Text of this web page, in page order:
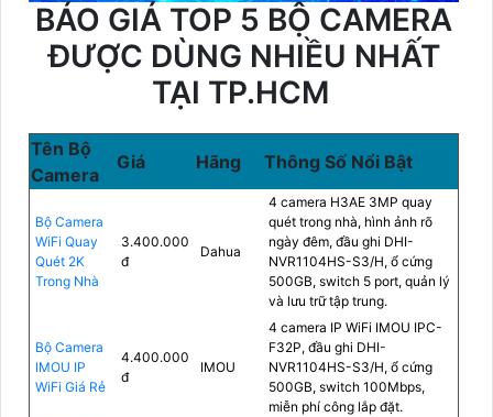
BÁO GIÁ TOP 5 BỘ CAMERA
ĐƯỢC DÙNG NHIỀU NHẤT
TẠI TP.HCM
Tên Bộ
Camera
Giá Hãng Thông Số Nổi Bật
Bộ Camera
WiFi Quay
Quét 2K
Trong Nhà
3.400.000
đ
Dahua
4 camera H3AE 3MP quay
quét trong nhà, hình ảnh rõ
ngày đêm, đầu ghi DHI-
NVR1104HS-S3/H, ổ cứng
500GB, switch 5 port, quản lý
và lưu trữ tập trung.
Bộ Camera
IMOU IP
WiFi Giá Rẻ
4.400.000
đ
IMOU
4 camera IP WiFi IMOU IPC-
F32P, đầu ghi DHI-
NVR1104HS-S3/H, ổ cứng
500GB, switch 100Mbps,
miễn phí công lắp đặt.